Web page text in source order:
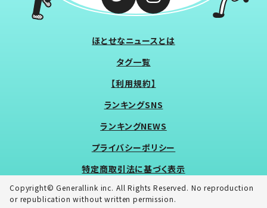
ほとせなニュースとは
タグ一覧
【利用規約】
ランキングSNS
ランキングNEWS
プライバシーポリシー
特定商取引法に基づく表示
Copyright© Generallink inc. All Rights Reserved. No reproduction
or republication without written permission.